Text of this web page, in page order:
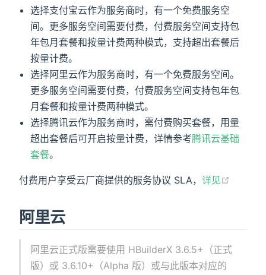
选择支付宝云作为服务商时，有一个免费服务空
间。更多服务空间需要付费，付费服务空间支持包
年包月套餐和按量计费两种模式，支持超出套餐后
按量计费。
选择阿里云作为服务商时，有一个免费服务空间。
更多服务空间需要付费，付费服务空间支持包年包
月套餐和按量计费两种模式。
选择腾讯云作为服务商时，需付费购买套餐，用量
超出套餐后可开启按量计费，详情参考腾讯云基础
套餐。
付费用户享受云厂商提供的服务协议 SLA， 详见
阿里云
阿里云正式版需要使用 HBuilderX 3.6.5+（正式
版）或 3.6.10+（Alpha 版）或与此版本对应的